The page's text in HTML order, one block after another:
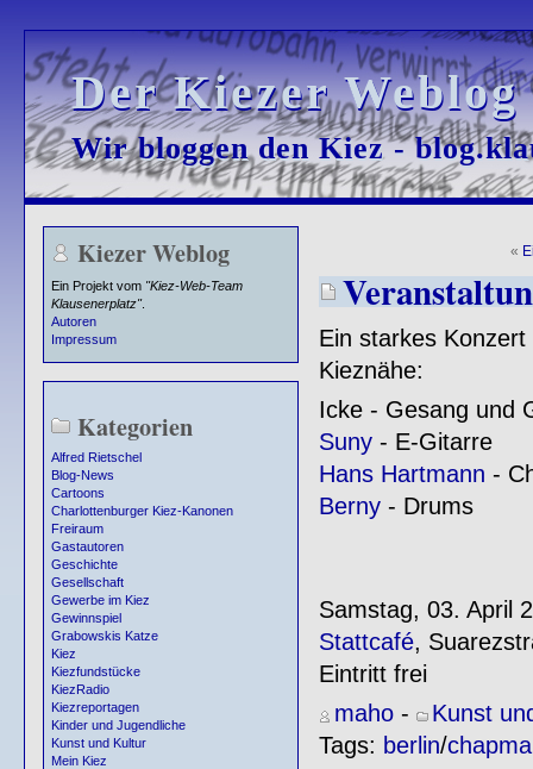
Der Kiezer
Der Kiezer
Wir bloggen den Kiez -
Wir bloggen den Kiez -
Kiezer Weblog
Ein Projekt vom "Kiez-Web-Team
Klausenerplatz".
Autoren
Impressum
Kategorien
Alfred Rietschel
Blog-News
Cartoons
Charlottenburger Kiez-Kanonen
Freiraum
Gastautoren
Geschichte
Gesellschaft
Gewerbe im Kiez
Gewinnspiel
Grabowskis Katze
Kiez
Kiezfundstücke
KiezRadio
Kiezreportagen
Kinder und Jugendliche
Kunst und Kultur
Mein Kiez
«
Ein starkes
Kieznähe:
Icke - Gesang und
Suny- E-Gitarre
Hans Hartmann -
Berny- Drums
Samstag, 03. April
Stattcafé,
Eintritt frei
maho-
Kunst
Tags: berlin/